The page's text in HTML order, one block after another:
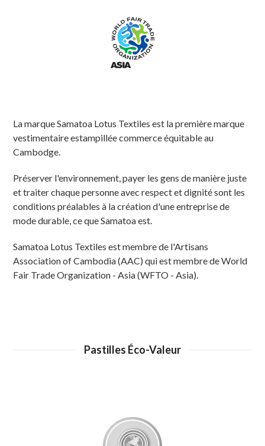
La marque Samatoa Lotus Textiles est la première marque
vestimentaire estampillée commerce équitable au
Cambodge.
Préserver l'environnement, payer les gens de manière juste
et traiter chaque personne avec respect et dignité sont les
conditions préalables à la création d'une entreprise de
mode durable, ce que Samatoa est.
Samatoa Lotus Textiles est membre de l'Artisans
Association of Cambodia (AAC) qui est membre de World
Fair Trade Organization - Asia (WFTO - Asia).
Pastilles Éco-Valeur